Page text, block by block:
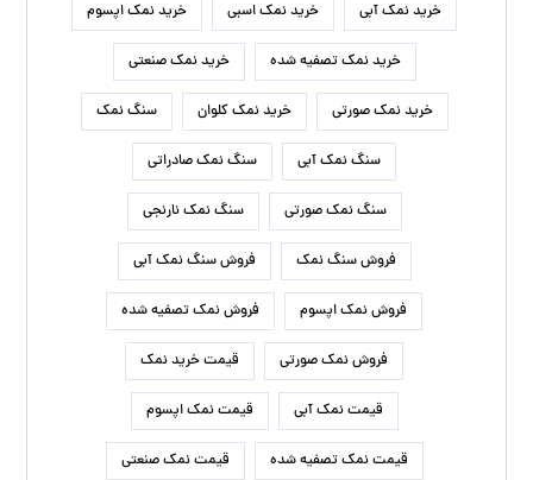
خرید نمک آبی خرید نمک اسبی خرید نمک اپسوم
خرید نمک تصفیه شده خرید نمک صنعتی
خرید نمک صورتی خرید نمک کلوان سنگ نمک
سنگ نمک آبی سنگ نمک صادراتی
سنگ نمک صورتی سنگ نمک نارنجی
فروش سنگ نمک فروش سنگ نمک آبی
فروش نمک اپسوم فروش نمک تصفیه شده
فروش نمک صورتی قیمت خرید نمک
قیمت نمک آبی قیمت نمک اپسوم
قیمت نمک تصفیه شده قیمت نمک صنعتی